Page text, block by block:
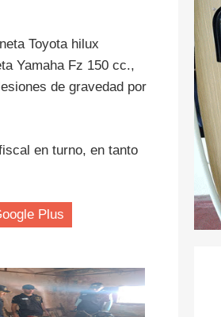
Toyota hilux
Yamaha Fz 150 cc.,
de gravedad por
en turno, en tanto
Plus